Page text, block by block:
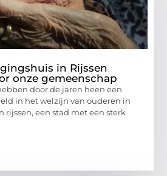
in Rijssen
onze gemeenschap
door de jaren heen een
in het welzijn van ouderen in
rijssen, een stad met een sterk